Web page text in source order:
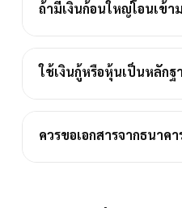
ถ้ามีเงินก้อนใหญ่โอนเข้า
ใช้เงินกู้หรือหุ้นเป็นหลักฐ
ควรขอเอกสารจากธนาคา